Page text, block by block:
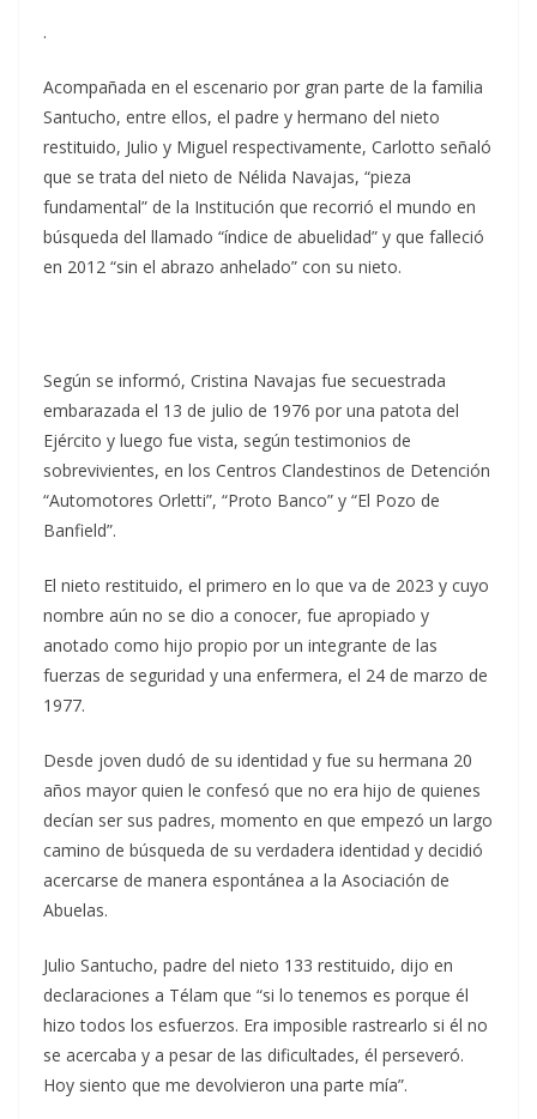
.
Acompañada en el escenario por gran parte de la familia
Santucho, entre ellos, el padre y hermano del nieto
restituido, Julio y Miguel respectivamente, Carlotto señaló
que se trata del nieto de Nélida Navajas, “pieza
fundamental” de la Institución que recorrió el mundo en
búsqueda del llamado “índice de abuelidad” y que falleció
en 2012 “sin el abrazo anhelado” con su nieto.
Según se informó, Cristina Navajas fue secuestrada
embarazada el 13 de julio de 1976 por una patota del
Ejército y luego fue vista, según testimonios de
sobrevivientes, en los Centros Clandestinos de Detención
“Automotores Orletti”, “Proto Banco” y “El Pozo de
Banfield”.
El nieto restituido, el primero en lo que va de 2023 y cuyo
nombre aún no se dio a conocer, fue apropiado y
anotado como hijo propio por un integrante de las
fuerzas de seguridad y una enfermera, el 24 de marzo de
1977.
Desde joven dudó de su identidad y fue su hermana 20
años mayor quien le confesó que no era hijo de quienes
decían ser sus padres, momento en que empezó un largo
camino de búsqueda de su verdadera identidad y decidió
acercarse de manera espontánea a la Asociación de
Abuelas.
Julio Santucho, padre del nieto 133 restituido, dijo en
declaraciones a Télam que “si lo tenemos es porque él
hizo todos los esfuerzos. Era imposible rastrearlo si él no
se acercaba y a pesar de las dificultades, él perseveró.
Hoy siento que me devolvieron una parte mía”.